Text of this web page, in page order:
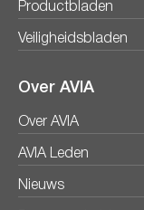
Productbladen
Veiligheidsbladen
Over AVIA
Over AVIA
AVIA Leden
Nieuws